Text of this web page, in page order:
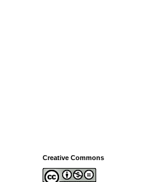
Creative Commons